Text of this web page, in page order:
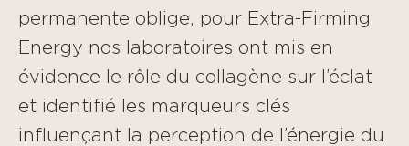
permanente oblige, pour Extra-Firming
Energy nos laboratoires ont mis en
évidence le rôle du collagène sur l’éclat
et identifié les marqueurs clés
influençant la perception de l’énergie du